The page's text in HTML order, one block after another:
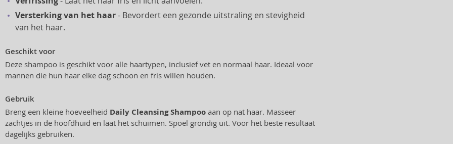
Versterking van het haar- Bevordert een gezonde uitstraling en stevigheid
van het haar.
Geschikt voor
Deze shampoo is geschikt voor alle haartypen, inclusief vet en normaal haar. Ideaal voor
mannen die hun haar elke dag schoon en fris willen houden.
Gebruik
Breng een kleine hoeveelheid Daily Cleansing Shampoo aan op nat haar. Masseer
zachtjes in de hoofdhuid en laat het schuimen. Spoel grondig uit. Voor het beste resultaat
dagelijks gebruiken.